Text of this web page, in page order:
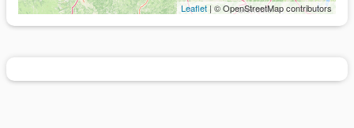
Leaflet | © OpenStreetMap contributors